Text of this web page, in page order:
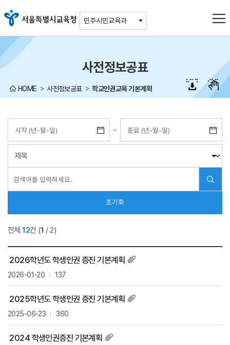
민주시민교육과
사전정보공표
HOME 사전정보공표 학교인권교육 기본계획
전체12건 (1 / 2)
~
2026학년도 학생인권 증진 기본계획
2026-01-20 137
2025학년도 학생인권 증진 기본계획
2025-06-23 360
2024 학생인권증진 기본계획